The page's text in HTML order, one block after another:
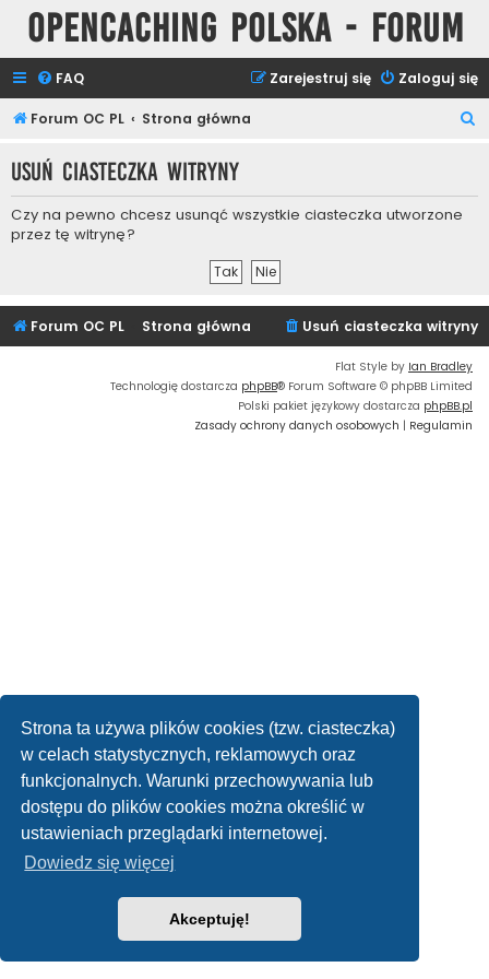
Strona ta używa plików cookies (tzw. ciasteczka)
w celach statystycznych, reklamowych oraz
funkcjonalnych. Warunki przechowywania lub
dostępu do plików cookies można określić w
ustawieniach przeglądarki internetowej.
Dowiedz się więcej
Akceptuję!
Opencaching Polska - Forum
FAQ Zaloguj się
Zarejestruj się
Forum OC PL Strona główna
k
Usuń ciasteczka witryny
Czy na pewno chcesz usunąć wszystkie ciasteczka utworzone
przez tę witrynę?
Forum OC PL Strona główna Usuń ciasteczka witryny
Flat Style by Ian Bradley
Technologię dostarcza phpBB® Forum Software © phpBB Limited
Polski pakiet językowy dostarcza phpBB.pl
Zasady ochrony danych osobowych | Regulamin